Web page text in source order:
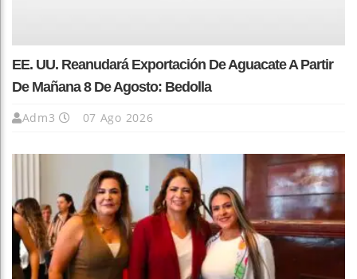
EE. UU. Reanudará Exportación De Aguacate A Partir
De Mañana 8 De Agosto: Bedolla
Adm3 07 Ago 2026